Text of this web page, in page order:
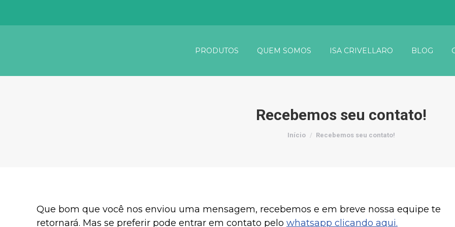
PRODUTOS QUEM SOMOS ISA CRIVELLARO BLOG
Recebemos seu contato!
Você está aqui:
Início Recebemos seu contato!
Que bom que você nos enviou uma mensagem, recebemos e em breve nossa equipe te
retornará. Mas se preferir pode entrar em contato pelo whatsapp clicando aqui.